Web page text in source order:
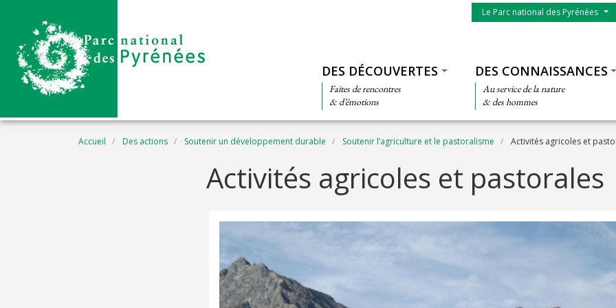
Menu du parc
Le Parc national des Pyrénées
DES DÉCOUVERTES
Faites de rencontres
& d’émotions
DES CONNAISSANCES
Au service de la nature
& des hommes
Fil d'Ariane
Accueil Des actions Soutenir un développement durable Soutenir l’agriculture et le pastoralisme Activités agricoles et
Activités agricoles et pastorales